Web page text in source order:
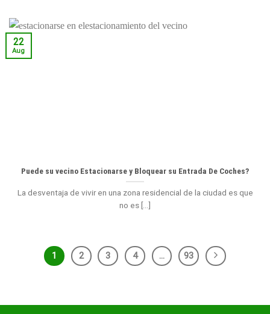
Puede su vecino Estacionarse y Bloquear su Entrada De Coches?
La desventaja de vivir en una zona residencial de la ciudad es que
no es [...]
22
Aug
1 2 3 4 … 93